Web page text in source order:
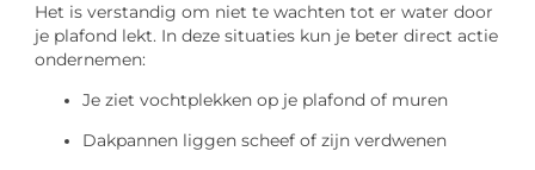
Het is verstandig om niet te wachten tot er water door
je plafond lekt. In deze situaties kun je beter direct actie
ondernemen:
Je ziet vochtplekken op je plafond of muren
Dakpannen liggen scheef of zijn verdwenen